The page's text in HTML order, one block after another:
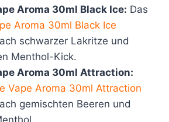
Aroma 30ml Black Ice: Das
Aroma 30ml Black Ice
schwarzer Lakritze und
Menthol-Kick.
Aroma 30ml Attraction:
Vape Aroma 30ml Attraction
gemischten Beeren und